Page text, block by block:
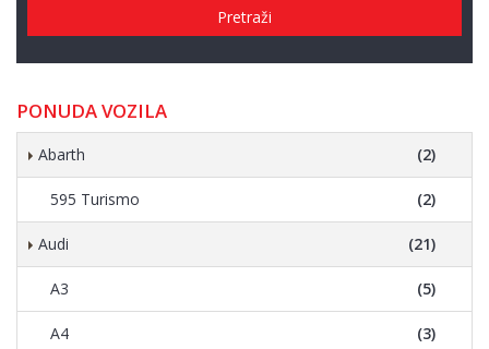
Pretraži
PONUDA VOZILA
Abarth (2)
595 Turismo (2)
Audi (21)
A3 (5)
A4 (3)